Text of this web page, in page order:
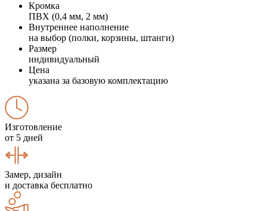
Кромка
ПВХ (0,4 мм, 2 мм)
Внутреннее наполнение
на выбор (полки, корзины, штанги)
Размер
индивидуальный
Цена
указана за базовую комплектацию
Изготовление
от 5 дней
Замер, дизайн
и доставка бесплатно